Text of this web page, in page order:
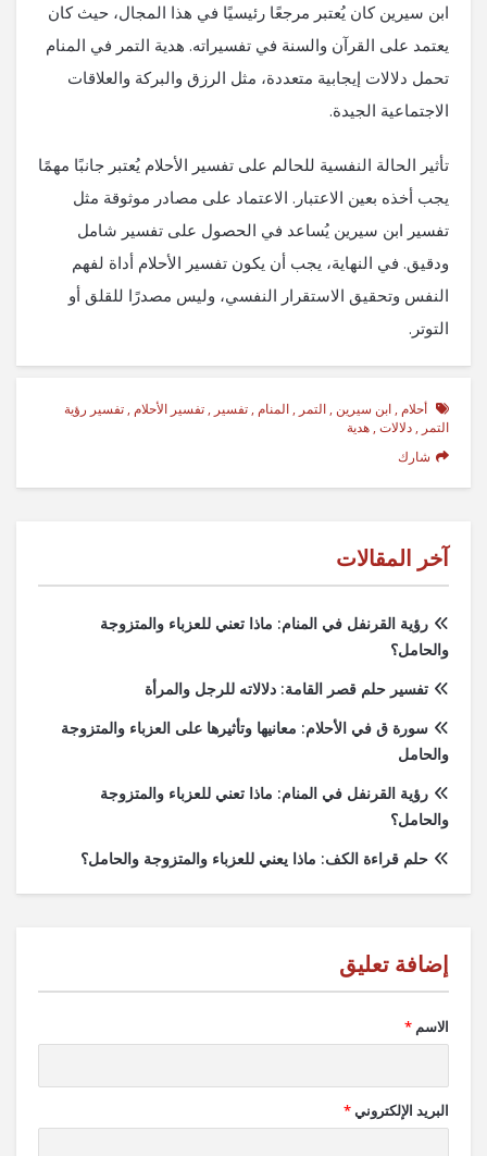
ابن سيرين كان يُعتبر مرجعًا رئيسيًا في هذا المجال، حيث كان
يعتمد على القرآن والسنة في تفسيراته. هدية التمر في المنام
تحمل دلالات إيجابية متعددة، مثل الرزق والبركة والعلاقات
الاجتماعية الجيدة.
تأثير الحالة النفسية للحالم على تفسير الأحلام يُعتبر جانبًا مهمًا
يجب أخذه بعين الاعتبار. الاعتماد على مصادر موثوقة مثل
تفسير ابن سيرين يُساعد في الحصول على تفسير شامل
ودقيق. في النهاية، يجب أن يكون تفسير الأحلام أداة لفهم
النفس وتحقيق الاستقرار النفسي، وليس مصدرًا للقلق أو
التوتر.
أحلام , ابن سيرين , التمر , المنام , تفسير , تفسير الأحلام , تفسير رؤية
التمر , دلالات , هدية
شارك
آخر المقالات
رؤية القرنفل في المنام: ماذا تعني للعزباء والمتزوجة
والحامل؟
تفسير حلم قصر القامة: دلالاته للرجل والمرأة
سورة ق في الأحلام: معانيها وتأثيرها على العزباء والمتزوجة
والحامل
رؤية القرنفل في المنام: ماذا تعني للعزباء والمتزوجة
والحامل؟
حلم قراءة الكف: ماذا يعني للعزباء والمتزوجة والحامل؟
الاسم *
البريد الإلكتروني*